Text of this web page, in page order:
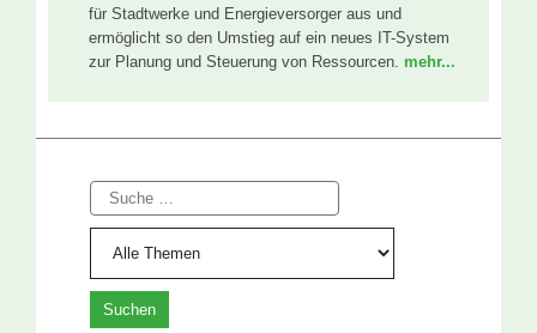
für Stadtwerke und Energieversorger aus und
ermöglicht so den Umstieg auf ein neues IT-System
zur Planung und Steuerung von Ressourcen. mehr...
Suche